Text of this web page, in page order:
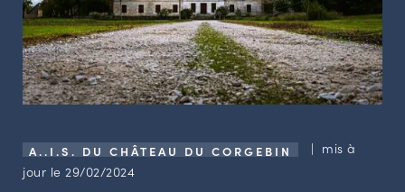
Nous connaître
LES MISSIONS DU CHR
L’ÉQUIPE DU CHR
LE CONSEIL SCIENTIFIQUE
LES ACTIONS PHARES
A..I.S. DU CHÂTEAU DU CORGEBIN
| mis à
jour le 29/02/2024